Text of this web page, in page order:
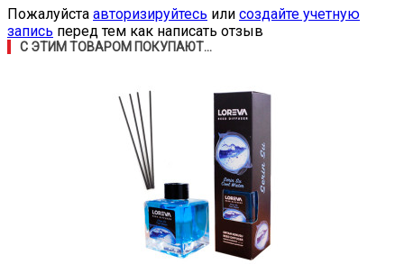
Пожалуйста авторизируйтесь или создайте учетную
запись перед тем как написать отзыв
С ЭТИМ ТОВАРОМ ПОКУПАЮТ...